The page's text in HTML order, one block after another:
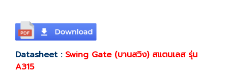
Datasheet :Swing Gate (บานสวิง) สแตนเลส รุ่น
A315